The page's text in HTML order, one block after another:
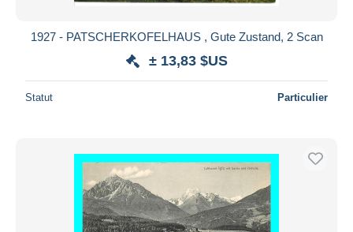
1927 - PATSCHERKOFELHAUS , Gute Zustand, 2 Scan
± 13,83 $US
Statut Particulier